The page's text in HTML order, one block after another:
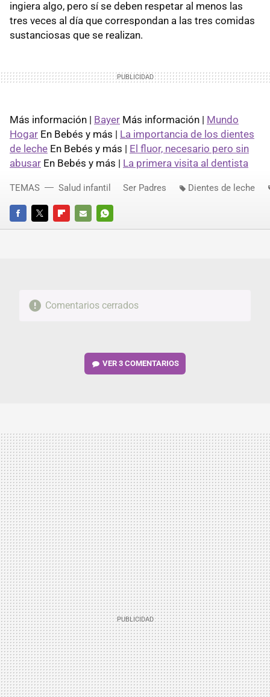
ingiera algo, pero sí se deben respetar al menos las
tres veces al día que correspondan a las tres comidas
sustanciosas que se realizan.
Más información | Bayer Más información | Mundo
Hogar En Bebés y más | La importancia de los dientes
de leche En Bebés y más | El fluor, necesario pero sin
abusar En Bebés y más | La primera visita al dentista
FACEBOOKTWITTERFLIPBOARD
E-
WHATSAPP
TEMAS Salud infantil Ser Padres Dientes de leche
Comentarios cerrados
VER3 COMENTARIOS